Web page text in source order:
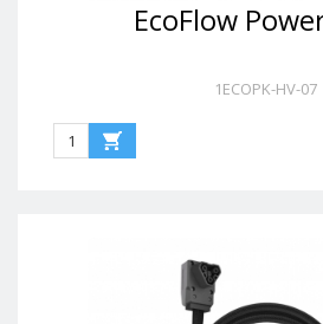
EcoFlow
1ECOPK-HV-07